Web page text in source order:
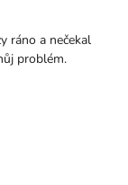
ráno a nečekal
problém.